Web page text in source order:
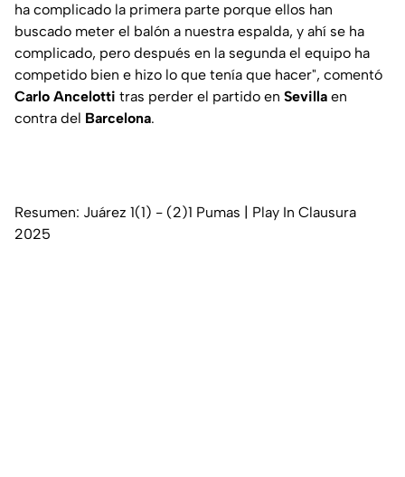
ha complicado la primera parte porque ellos han
buscado meter el balón a nuestra espalda, y ahí se ha
complicado, pero después en la segunda el equipo ha
competido bien e hizo lo que tenía que hacer", comentó
Carlo Ancelotti tras perder el partido en Sevilla en
contra del Barcelona.
Resumen: Juárez 1(1) - (2)1 Pumas | Play In Clausura
2025